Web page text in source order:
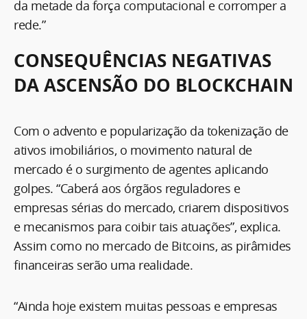
da metade da força computacional e corromper a
rede.”
CONSEQUÊNCIAS NEGATIVAS
DA ASCENSÃO DO BLOCKCHAIN
Com o advento e popularização da tokenização de
ativos imobiliários, o movimento natural de
mercado é o surgimento de agentes aplicando
golpes. “Caberá aos órgãos reguladores e
empresas sérias do mercado, criarem dispositivos
e mecanismos para coibir tais atuações”, explica.
Assim como no mercado de Bitcoins, as pirâmides
financeiras serão uma realidade.
“Ainda hoje existem muitas pessoas e empresas